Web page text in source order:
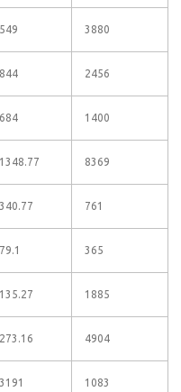
549 3880
844 2456
684 1400
1348.77 8369
340.77 761
79.1 365
135.27 1885
273.16 4904
3191 1083